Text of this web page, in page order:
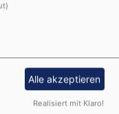
Alle akzeptieren
Realisiert mit Klaro!